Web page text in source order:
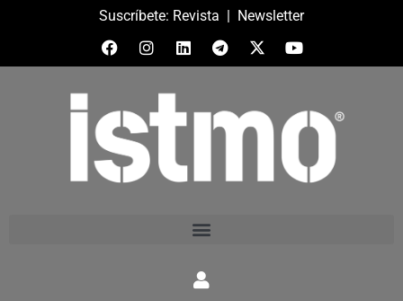
Suscríbete: Revista | Newsletter